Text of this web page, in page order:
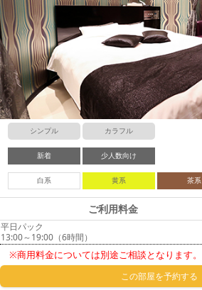
シンプル カラフル
新着 少人数向け
白系 黄系 茶系
ご利用料金
平日パック
13:00～19:00（6時間）
※商用料金については別途ご相談となります。
この部屋を予約する